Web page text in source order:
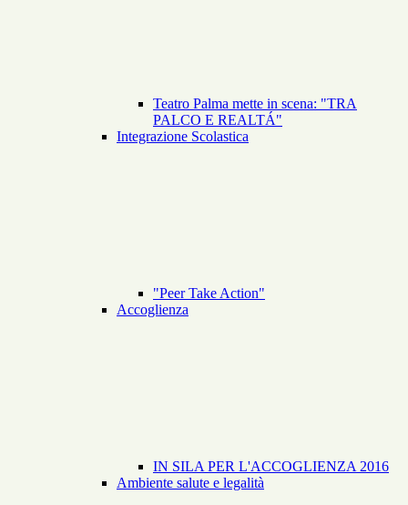
Teatro Palma mette in scena: "TRA
PALCO E REALTÁ"
Integrazione Scolastica
"Peer Take Action"
Accoglienza
IN SILA PER L'ACCOGLIENZA 2016
Ambiente salute e legalità